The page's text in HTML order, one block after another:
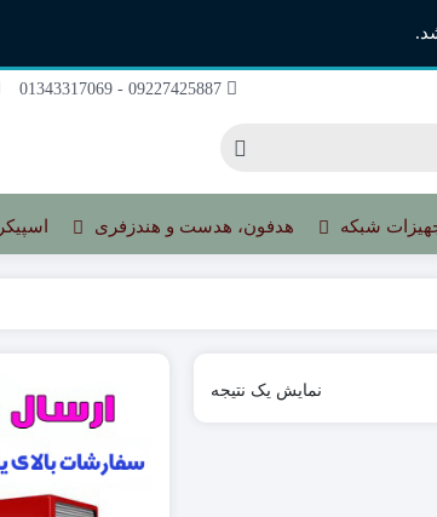
شبکه هدفون، هدست و هندزفری اسپیکر
نمایش یک نتیجه